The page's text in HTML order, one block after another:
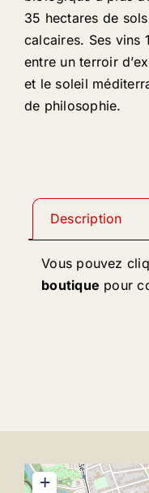
35 hectares de
calcaires. Ses vins
entre un terroir
et le soleil
de philosophie.
Description
Vous pouvez
boutique pour
+